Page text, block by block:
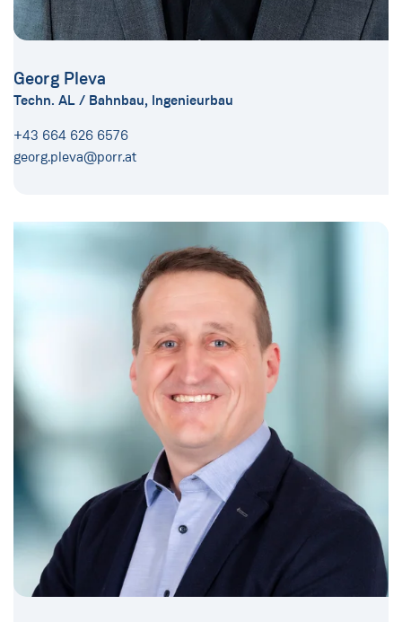
Georg Pleva
Techn. AL / Bahnbau, Ingenieurbau
+43 664 626 6576
georg.pleva@porr.at